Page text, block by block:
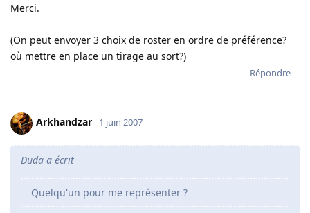
Merci.
(On peut envoyer 3 choix de roster en ordre de préférence?
où mettre en place un tirage au sort?)
Répondre
Arkhandzar 1 juin 2007
Duda a écrit
Quelqu'un pour me représenter ?